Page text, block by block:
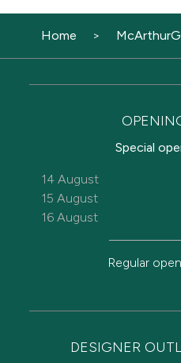
Home
Special
14 August
15 August
16 August
Regular
DESIGNER